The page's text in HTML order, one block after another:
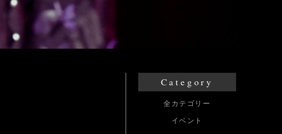
Category
全カテゴリー
イベント